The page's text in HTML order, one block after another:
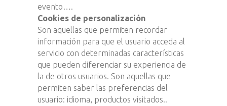
evento….
Cookies de personalización
Son aquellas que permiten recordar
información para que el usuario acceda al
servicio con determinadas características
que pueden diferenciar su experiencia de
la de otros usuarios. Son aquellas que
permiten saber las preferencias del
usuario: idioma, productos visitados..